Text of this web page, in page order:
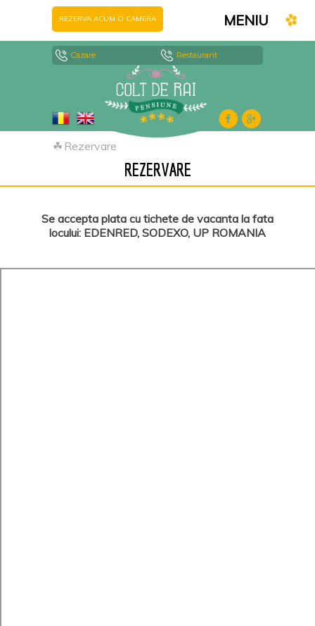
MENIU
REZERVA ACUM O CAMERA
Cazare Restaurant
☘ Rezervare
REZERVARE
Se accepta plata cu tichete de vacanta la fata
locului: EDENRED, SODEXO, UP ROMANIA